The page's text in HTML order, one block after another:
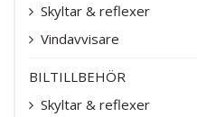
Skyltar & reflexer
Vindavvisare
BILTILLBEHÖR
Skyltar & reflexer